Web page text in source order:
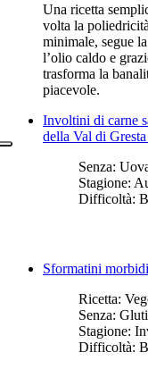
Una ricetta
volta la
minimale, segue
l’olio caldo e
trasforma la
piacevole.
Involtini di carne
della Val di
Senza:
Stagione:
Difficoltà:
Sformatini
Ricetta:
Senza:
Stagione:
Difficoltà: